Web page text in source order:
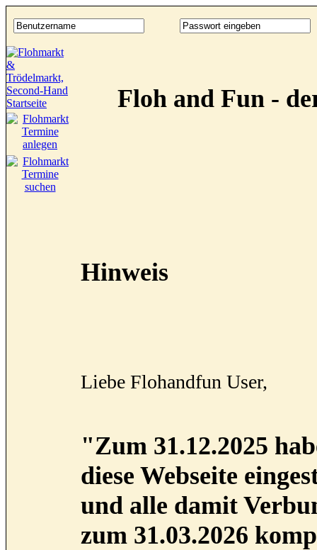
Floh and Fun -
Hinweis
Liebe Flohandfun User,
"Zum 31.12.2025
diese Webseite
und alle damit
zum 31.03.2026